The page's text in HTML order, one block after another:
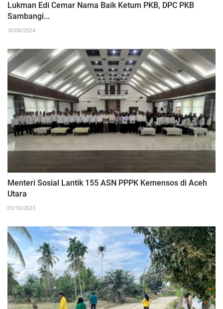
Lukman Edi Cemar Nama Baik Ketum PKB, DPC PKB
Sambangi...
10/08/2024
Menteri Sosial Lantik 155 ASN PPPK Kemensos di Aceh
Utara
03/10/2025